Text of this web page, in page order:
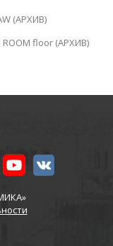
(АРХИВ)
ROOM floor (АРХИВ)